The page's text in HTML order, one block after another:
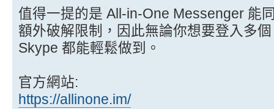
值得一提的是 All-in-One Messenger 能
額外破解限制，因此無論你想要登入多
Skype 都能輕鬆做到。
官方網站:
https://allinone.im/